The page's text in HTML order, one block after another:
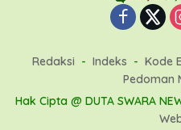
Redaksi Indeks Kode
Pedoman
Hak Cipta @ DUTA SWARA